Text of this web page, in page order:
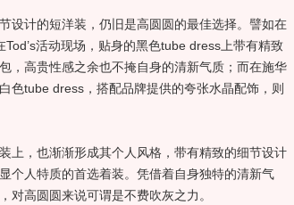
计的短洋装，仍旧是高圆圆的最佳选择。譬如在
活动现场，贴身的黑色tube dress上带有精致
，高贵性感之余也不掩自身的清新气质；而在施华
色tube dress，搭配品牌提供的夸张水晶配饰，则
，也渐渐形成其个人风格，带有精致的细节设计
个人特质的首选着装。凭借着自身独特的清新气
对高圆圆来说可谓是不费吹灰之力。